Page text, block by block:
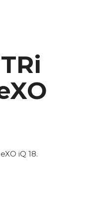
iQ 18.